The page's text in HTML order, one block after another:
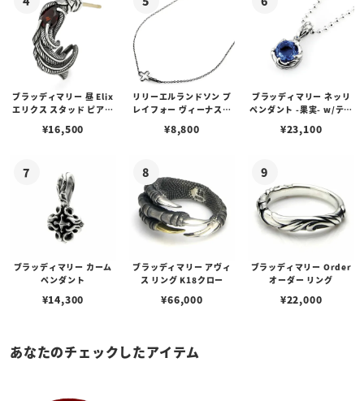
ブラッディマリー 昼 Elix
エリクス スタッド ピアス
¥16,500
リリーエルランドソン プ
レイフォー ヴィーナスチ
¥8,800
ブラッディマリー ネッリ
ペンダント -果実- w/ティ
¥23,100
ブラッディマリー カーム
ペンダント
¥14,300
ブラッディマリー アヴィ
ス リング K18クロー
¥66,000
ブラッディマリー Order
オーダー リング
¥22,000
あなたのチェックしたアイテム